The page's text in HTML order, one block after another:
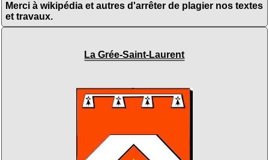
Merci à wikipédia et autres d'arrêter de plagier nos textes
et travaux.
La Grée-Saint-Laurent